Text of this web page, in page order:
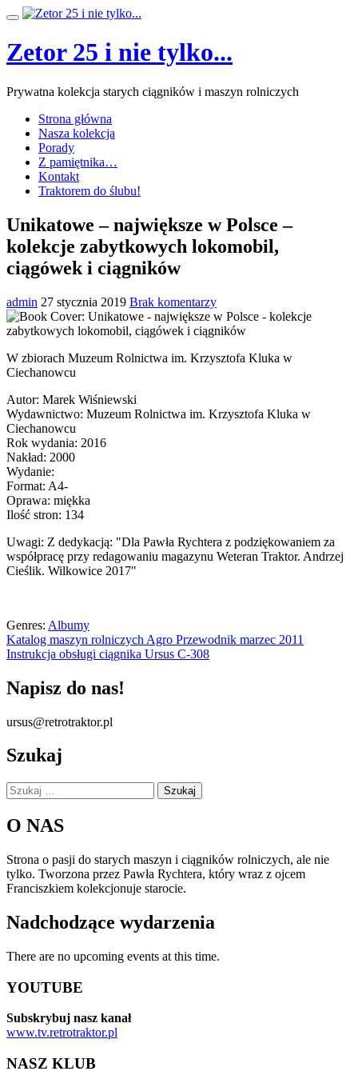
Przeskocz
treści
Przełącz
Zetor 25 i nie tylko...
Prywatna kolekcja starych ciągników i maszyn rolniczych
Strona główna
Nasza kolekcja
Porady
Z pamiętnika…
Kontakt
Traktorem do ślubu!
Unikatowe – największe w Polsce –
kolekcje zabytkowych lokomobil,
ciągówek i ciągników
admin 27 stycznia 2019 Brak komentarzy
W zbiorach Muzeum Rolnictwa im. Krzysztofa Kluka w
Ciechanowcu
Autor: Marek Wiśniewski
Wydawnictwo: Muzeum Rolnictwa im. Krzysztofa Kluka w
Ciechanowcu
Rok wydania: 2016
Nakład: 2000
Wydanie:
Format: A4-
Oprawa: miękka
Ilość stron: 134
Uwagi: Z dedykacją: "Dla Pawła Rychtera z podziękowaniem za
współpracę przy redagowaniu magazynu Weteran Traktor. Andrzej
Cieślik. Wilkowice 2017"
Genres: Albumy
Nawigacja
wpisu
Katalog maszyn rolniczych Agro Przewodnik marzec 2011
Instrukcja obsługi ciągnika Ursus C-308
Napisz do nas!
ursus@retrotraktor.pl
Szukaj
Szukaj:
O NAS
Strona o pasji do starych maszyn i ciągników rolniczych, ale nie
tylko. Tworzona przez Pawła Rychtera, który wraz z ojcem
Franciszkiem kolekcjonuje starocie.
Nadchodzące wydarzenia
There are no upcoming events at this time.
YOUTUBE
Subskrybuj nasz kanał
www.tv.retrotraktor.pl
NASZ KLUB